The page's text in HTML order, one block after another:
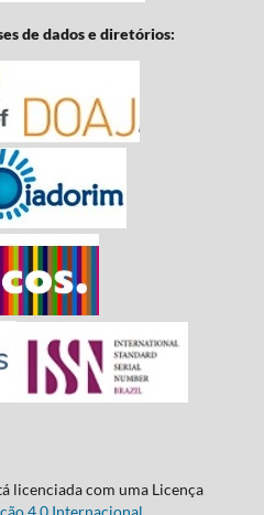
de dados e diretórios:
licenciada com uma Licença
4.0 Internacional